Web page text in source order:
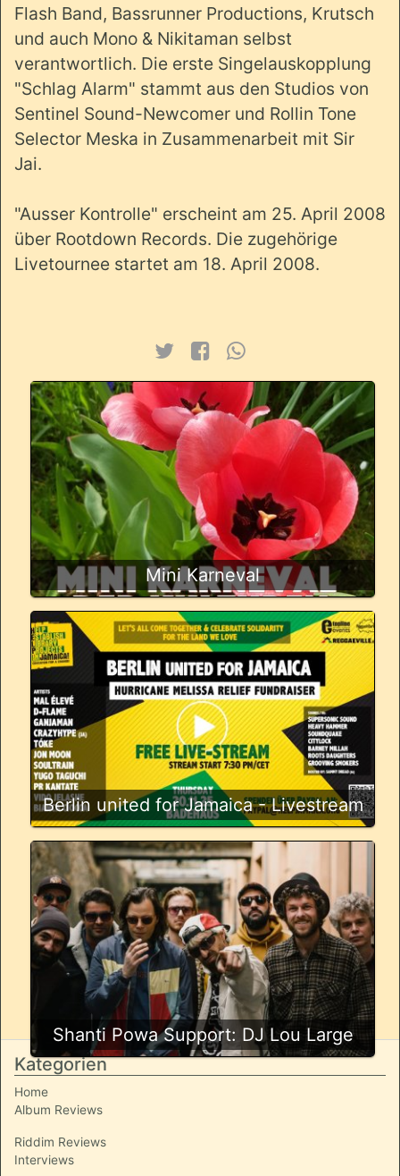
Flash Band, Bassrunner Productions, Krutsch
und auch Mono & Nikitaman selbst
verantwortlich. Die erste Singelauskopplung
"Schlag Alarm" stammt aus den Studios von
Sentinel Sound-Newcomer und Rollin Tone
Selector Meska in Zusammenarbeit mit Sir
Jai.
"Ausser Kontrolle" erscheint am 25. April 2008
über Rootdown Records. Die zugehörige
Livetournee startet am 18. April 2008.
Mini Karneval
Berlin united for Jamaica - Livestream
Shanti Powa Support: DJ Lou Large
Kategorien
Home
Album Reviews
Riddim Reviews
Interviews